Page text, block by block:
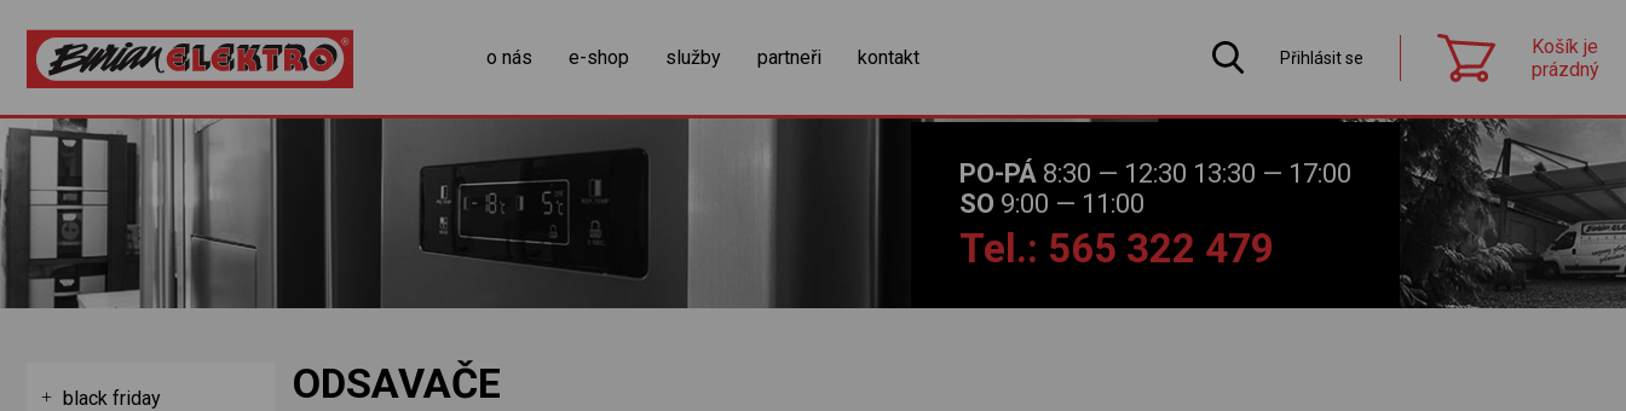
o nás e-shop služby partneři kontakt Přihlásit se
Košík je
prázdný
zobrazit obsah košíku
PO-PÁ 8:30 — 12:30 13:30 — 17:00
SO 9:00 — 11:00
Tel.: 565 322 479
ODSAVAČE
black friday